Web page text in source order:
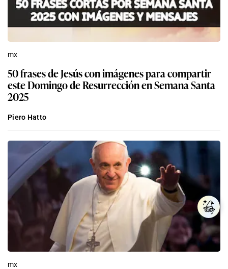
mx
50 frases de Jesús con imágenes para compartir
este Domingo de Resurrección en Semana Santa
2025
Piero Hatto
mx